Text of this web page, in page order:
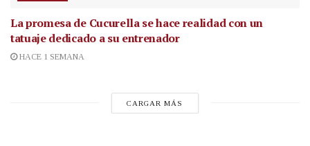
La promesa de Cucurella se hace realidad con un
tatuaje dedicado a su entrenador
HACE 1 SEMANA
CARGAR MÁS